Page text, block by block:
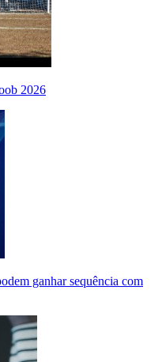
2026
ganhar sequência com